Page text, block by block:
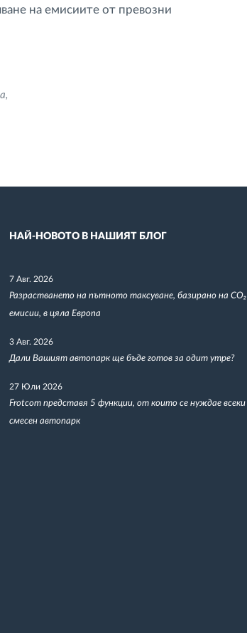
на емисиите от превозни
НАЙ-НОВОТО В НАШИЯТ БЛОГ
7 Авг. 2026
Разрастването на пътното таксуване, базирано на CO₂
емисии, в цяла Европа
3 Авг. 2026
Дали Вашият автопарк ще бъде готов за одит утре?
27 Юли 2026
Frotcom представя 5 функции, от които се нуждае всеки
смесен автопарк